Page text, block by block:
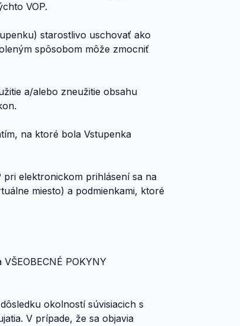
VOP.
starostlivo uschovať ako
spôsobom môže zmocniť
a/alebo zneužitie obsahu
na ktoré bola Vstupenka
pri elektronickom prihlásení sa na
miesto) a podmienkami, ktoré
POKYNY
okolností súvisiacich s
V prípade, že sa objavia